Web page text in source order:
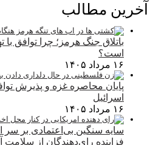
آخرین مطالب
باتلاق جنگ هرمز؛ چرا توافق با
است؟
۱۶ مرداد ۱۴۰۵
پایان محاصره غزه و پذیرش
اسرائیل
۱۶ مرداد ۱۴۰۵
فزاینده رای‌دهندگان از سلامت